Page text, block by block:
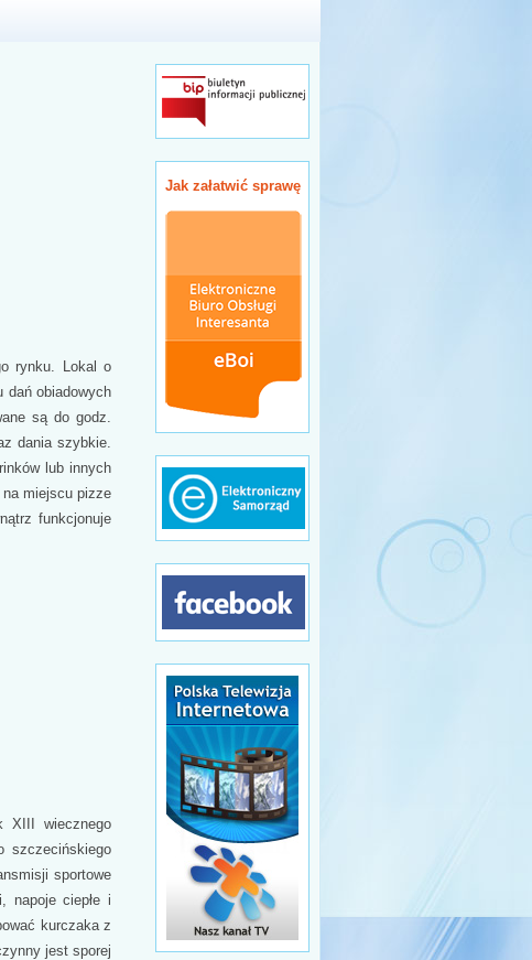
rynku. Lokal o
dań obiadowych
są do godz.
dania szybkie.
lub innych
na miejscu pizze
funkcjonuje
XIII wiecznego
szczecińskiego
sportowe
napoje ciepłe i
kurczaka z
jest sporej
Jak załatwić sprawę